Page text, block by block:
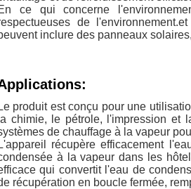
ce qui concerne
de
inclure des panneaux
produit est conçu pour une
chimie, le pétrole, l'impression et
de chauffage à la vapeur
récupère efficacement
à la vapeur dans les
qui convertit l'eau de
récupération en boucle fermée,